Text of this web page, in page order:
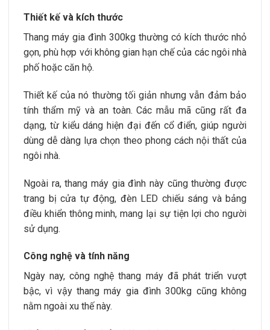
Thiết kế và kích thước
Thang máy gia đình 300kg thường có kích thước nhỏ
gọn, phù hợp với không gian hạn chế của các ngôi nhà
phố hoặc căn hộ.
Thiết kế của nó thường tối giản nhưng vẫn đảm bảo
tính thẩm mỹ và an toàn. Các mẫu mã cũng rất đa
dạng, từ kiểu dáng hiện đại đến cổ điển, giúp người
dùng dễ dàng lựa chọn theo phong cách nội thất của
ngôi nhà.
Ngoài ra, thang máy gia đình này cũng thường được
trang bị cửa tự động, đèn LED chiếu sáng và bảng
điều khiển thông minh, mang lại sự tiện lợi cho người
sử dụng.
Công nghệ và tính năng
Ngày nay, công nghệ thang máy đã phát triển vượt
bậc, vì vậy thang máy gia đình 300kg cũng không
nằm ngoài xu thế này.